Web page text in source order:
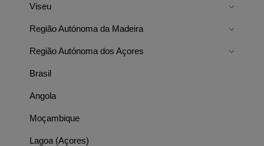
Viseu
Região Autónoma da Madeira
Região Autónoma dos Açores
Brasil
Angola
Moçambique
Lagoa (Açores)